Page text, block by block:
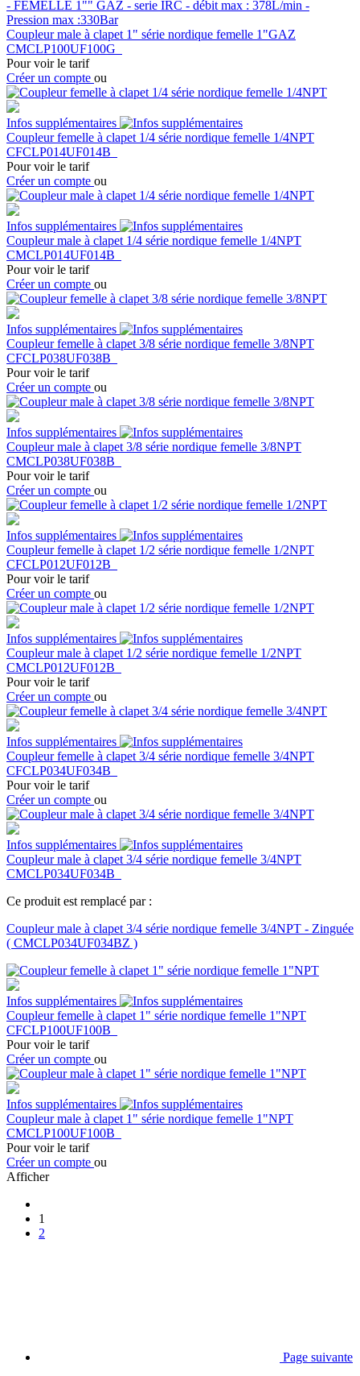
- FEMELLE 1"" GAZ - serie IRC - débit max : 378L/min -
Pression max :330Bar
Coupleur male à clapet 1" série nordique femelle 1"GAZ
CMCLP100UF100G
Pour voir le tarif
Créer un compte ou
Infos supplémentaires
Coupleur femelle à clapet 1/4 série nordique femelle 1/4NPT
CFCLP014UF014B
Pour voir le tarif
Créer un compte ou
Infos supplémentaires
Coupleur male à clapet 1/4 série nordique femelle 1/4NPT
CMCLP014UF014B
Pour voir le tarif
Créer un compte ou
Infos supplémentaires
Coupleur femelle à clapet 3/8 série nordique femelle 3/8NPT
CFCLP038UF038B
Pour voir le tarif
Créer un compte ou
Infos supplémentaires
Coupleur male à clapet 3/8 série nordique femelle 3/8NPT
CMCLP038UF038B
Pour voir le tarif
Créer un compte ou
Infos supplémentaires
Coupleur femelle à clapet 1/2 série nordique femelle 1/2NPT
CFCLP012UF012B
Pour voir le tarif
Créer un compte ou
Infos supplémentaires
Coupleur male à clapet 1/2 série nordique femelle 1/2NPT
CMCLP012UF012B
Pour voir le tarif
Créer un compte ou
Infos supplémentaires
Coupleur femelle à clapet 3/4 série nordique femelle 3/4NPT
CFCLP034UF034B
Pour voir le tarif
Créer un compte ou
Infos supplémentaires
Coupleur male à clapet 3/4 série nordique femelle 3/4NPT
CMCLP034UF034B
Ce produit est remplacé par :
Coupleur male à clapet 3/4 série nordique femelle 3/4NPT - Zinguée
( CMCLP034UF034BZ )
Infos supplémentaires
Coupleur femelle à clapet 1" série nordique femelle 1"NPT
CFCLP100UF100B
Pour voir le tarif
Créer un compte ou
Infos supplémentaires
Coupleur male à clapet 1" série nordique femelle 1"NPT
CMCLP100UF100B
Pour voir le tarif
Créer un compte ou
Afficher
1
2
Page suivante